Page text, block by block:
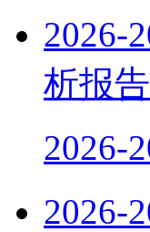
2026-
析报告
2026-
2026-